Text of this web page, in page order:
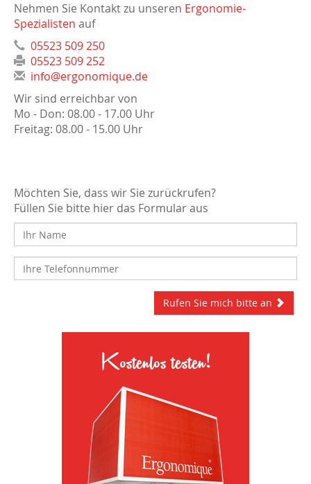
Nehmen Sie Kontakt zu unseren Ergonomie-
Spezialisten auf
05523 509 250
05523 509 252
info@ergonomique.de
Wir sind erreichbar von
Mo - Don: 08.00 - 17.00 Uhr
Freitag: 08.00 - 15.00 Uhr
Möchten Sie, dass wir Sie zurückrufen?
Füllen Sie bitte hier das Formular aus
Rufen Sie mich bitte an
Kostenlos testen!